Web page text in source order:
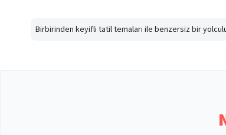
Birbirinden keyifli tatil temaları ile benzersiz bir